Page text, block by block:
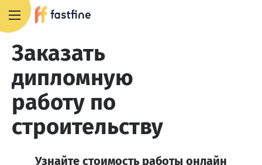
Заказать
дипломную
работу по
строительству
Узнайте стоимость работы онлайн